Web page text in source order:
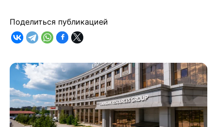
Поделиться публикацией